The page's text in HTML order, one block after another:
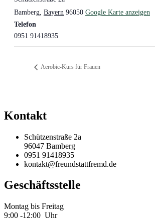
Bamberg Bayern 96050 Google Karte anzeigen
Telefon
0951 91418935
Aerobic-Kurs für Frauen
Kontakt
Schützenstraße 2a
96047 Bamberg
0951 91418935
kontakt@freundstattfremd.de
Geschäftsstelle
Montag bis Freitag
9:00 -12:00 Uhr